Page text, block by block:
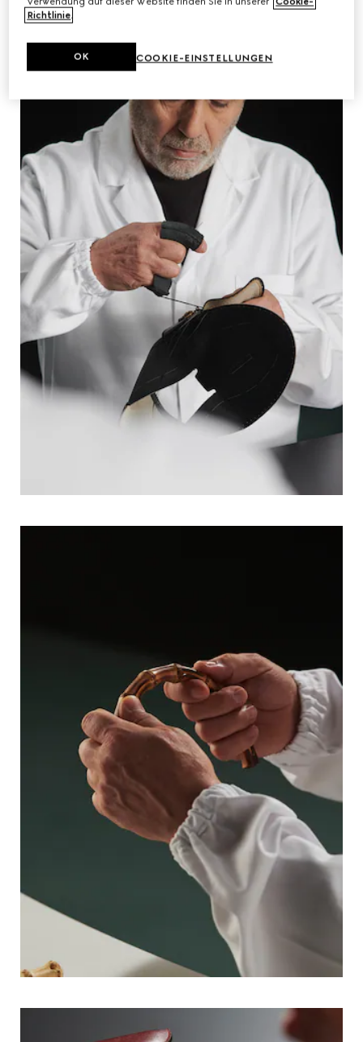
Richtlinie.
COOKIE-EINSTELLUNGEN
OK